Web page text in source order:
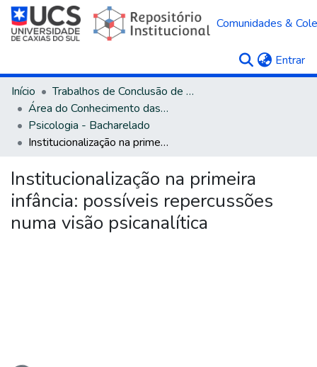
Comunidades &
Entrar
Início
Trabalhos de Conclusão de Curso
Área do Conhecimento das Ciências Humanas
Psicologia - Bacharelado
Institucionalização na primeira infância: possíveis repercussões numa visão psicanalítica
Institucionalização na primeira
infância: possíveis repercussões
numa visão psicanalítica